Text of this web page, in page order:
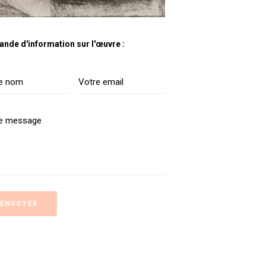
d'information sur l'œuvre :